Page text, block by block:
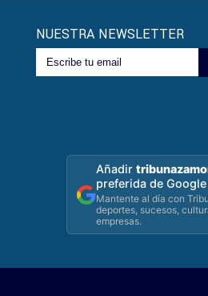
NUESTRA NEWSLETTER
Añadir
preferida de
Mantente al día con
deportes, sucesos,
empresas.